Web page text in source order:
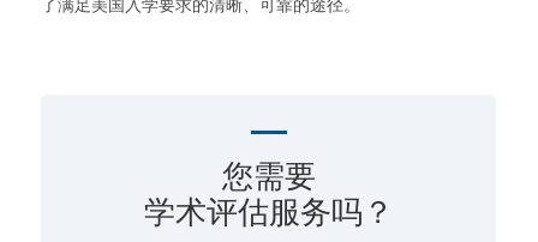
了满足美国入学要求的清晰、可靠的途径。
您需要
学术评估服务吗？